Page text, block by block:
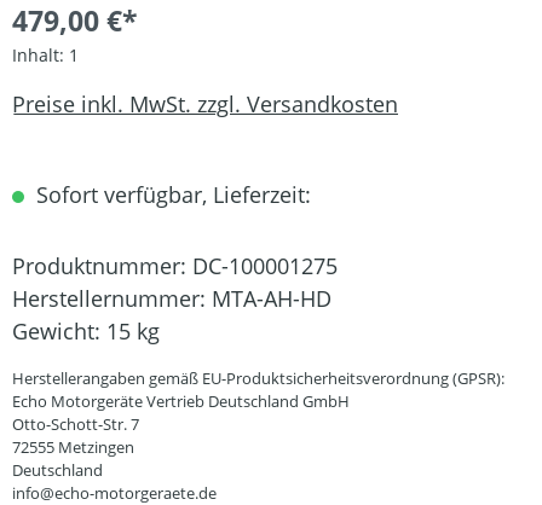
479,00 €*
Inhalt: 1
Preise inkl. MwSt. zzgl. Versandkosten
Sofort verfügbar, Lieferzeit:
Produktnummer: DC-100001275
Herstellernummer: MTA-AH-HD
Gewicht: 15 kg
Herstellerangaben gemäß EU-Produktsicherheitsverordnung (GPSR):
Echo Motorgeräte Vertrieb Deutschland GmbH
Otto-Schott-Str. 7
72555 Metzingen
Deutschland
info@echo-motorgeraete.de